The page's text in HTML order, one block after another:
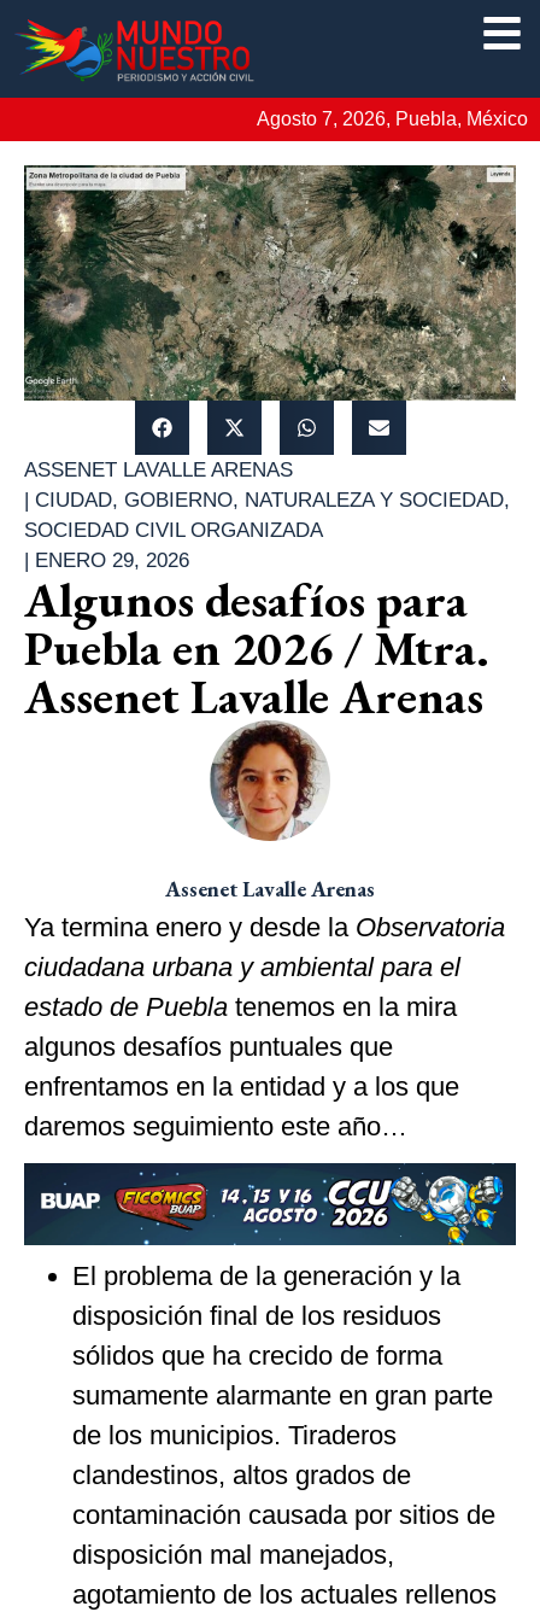
Agosto 7, 2026, Puebla, México
ASSENET LAVALLE ARENAS
| CIUDAD, GOBIERNO, NATURALEZA Y SOCIEDAD,
SOCIEDAD CIVIL ORGANIZADA
| ENERO 29, 2026
Algunos desafíos para
Puebla en 2026 / Mtra.
Assenet Lavalle Arenas
Assenet Lavalle Arenas
Ya termina enero y desde la Observatoria
ciudadana urbana y ambiental para el
estado de Puebla tenemos en la mira
algunos desafíos puntuales que
enfrentamos en la entidad y a los que
daremos seguimiento este año…
El problema de la generación y la
disposición final de los residuos
sólidos que ha crecido de forma
sumamente alarmante en gran parte
de los municipios. Tiraderos
clandestinos, altos grados de
contaminación causada por sitios de
disposición mal manejados,
agotamiento de los actuales rellenos